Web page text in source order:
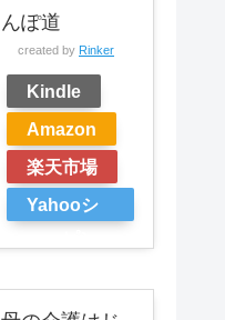
んぽ道
created by Rinker
Kindle
Amazon
楽天市場
Yahooシ